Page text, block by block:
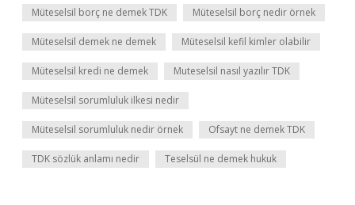
Müteselsil borç ne demek TDK Müteselsil borç nedir örnek
Müteselsil demek ne demek Müteselsil kefil kimler olabilir
Müteselsil kredi ne demek Muteselsil nasıl yazılır TDK
Müteselsil sorumluluk ilkesi nedir
Müteselsil sorumluluk nedir örnek Ofsayt ne demek TDK
TDK sözlük anlamı nedir Teselsül ne demek hukuk